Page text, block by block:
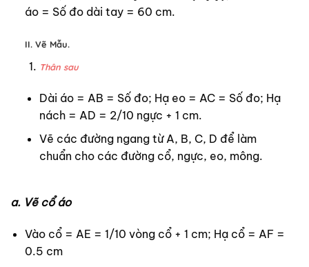
áo = Số đo dài tay = 60 cm.
II. Vẽ Mẫu.
Thân sau
Dài áo = AB = Số đo; Hạ eo = AC = Số đo; Hạ
nách = AD = 2/10 ngực + 1 cm.
Vẽ các đường ngang từ A, B, C, D để làm
chuẩn cho các đường cổ, ngực, eo, mông.
a. Vẽ cổ áo
Vào cổ = AE = 1/10 vòng cổ + 1 cm; Hạ cổ = AF =
0.5 cm